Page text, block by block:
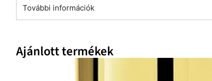
További információk
Ajánlott termékek